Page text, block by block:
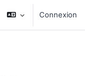
Connexion